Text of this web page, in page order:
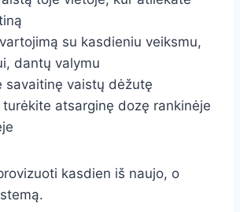
su kasdieniu veiksmu,
dantų valymu
savaitinę vaistų dėžutę
turėkite atsarginę dozę rankinėje
kasdien iš naujo, o